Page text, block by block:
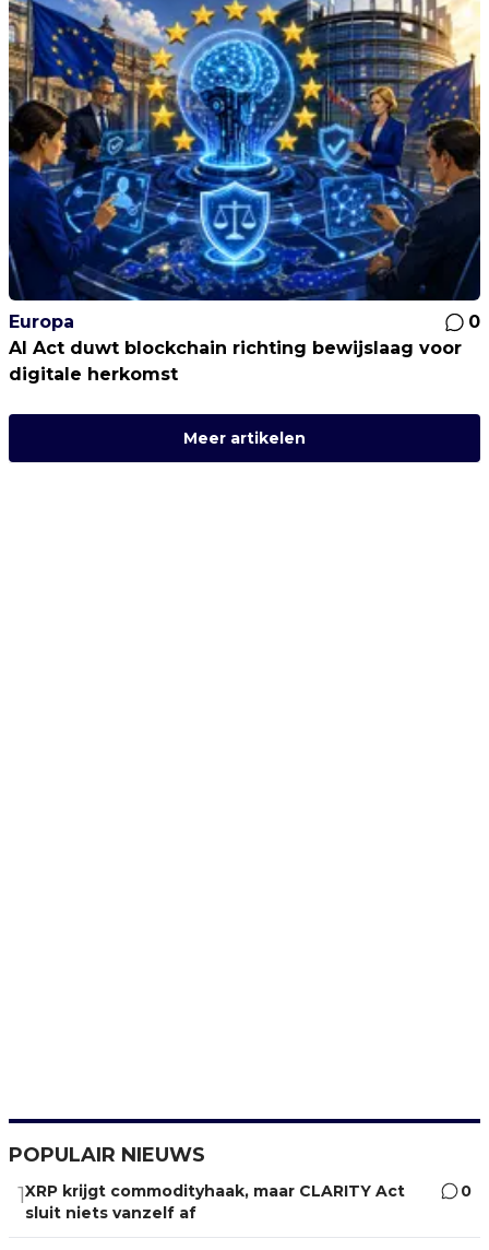
Europa
0
AI Act duwt blockchain richting bewijslaag voor
digitale herkomst
Meer artikelen
POPULAIR NIEUWS
1XRP krijgt commodityhaak, maar CLARITY Act
sluit niets vanzelf af
0